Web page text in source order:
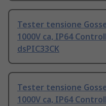
Tester tensione
1000V ca, IP64
dsPIC33CK
Tester tensione
1000V ca, IP64